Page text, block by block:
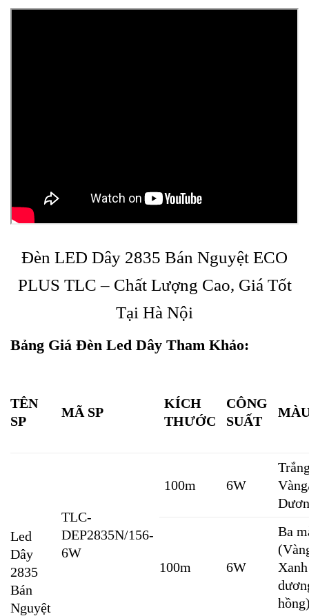
Đèn LED Dây 2835 Bán Nguyệt ECO
PLUS TLC – Chất Lượng Cao, Giá Tốt
Tại Hà Nội
Bảng Giá Đèn Led Dây Tham Khảo:
TÊN
SP
MÃ SP
KÍCH
THƯỚC
CÔNG
SUẤT
Led
Dây
2835
Bán
Nguyệt
TLC-
DEP2835N/156-
6W
100m 6W
100m 6W
Ba
Xanh